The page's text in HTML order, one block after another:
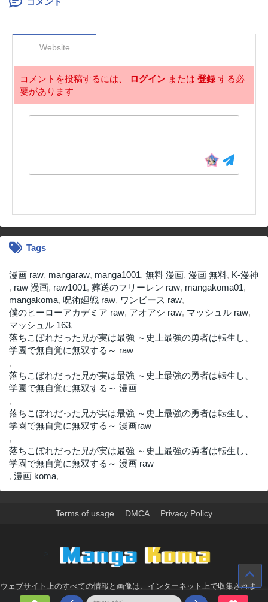
Website
コメントを投稿するには、 ログイン または 登録する必
要があります
Tags
漫画 raw, mangaraw, manga1001, 無料 漫画, 漫画 無料, K-漫神
, raw 漫画, raw1001, 葬送のフリーレン raw, mangakoma01,
mangakoma, 呪術廻戦 raw, ワンピース raw,
僕のヒーローアカデミア raw, アオアシ raw, マッシュル raw,
マッシュル 163,
落ちこぼれだった兄が実は最強 ～史上最強の勇者は転生し、
学園で無自覚に無双する～ raw
,
落ちこぼれだった兄が実は最強 ～史上最強の勇者は転生し、
学園で無自覚に無双する～ 漫画
,
落ちこぼれだった兄が実は最強 ～史上最強の勇者は転生し、
学園で無自覚に無双する～ 漫画raw
,
落ちこぼれだった兄が実は最強 ～史上最強の勇者は転生し、
学園で無自覚に無双する～ 漫画 raw
, 漫画 koma,
Terms of usage DMCA Privacy Policy
ウェブサイト上のすべての情報と画像は、インターネット上で収集されま
す。 このウェブサイトの情報については、所有していないか、責任を負いま